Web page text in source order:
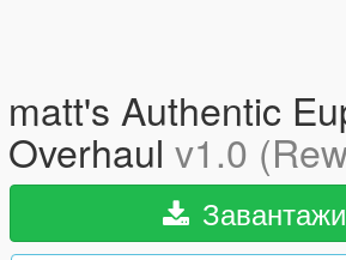
matt's Authentic
Overhaul v1.0